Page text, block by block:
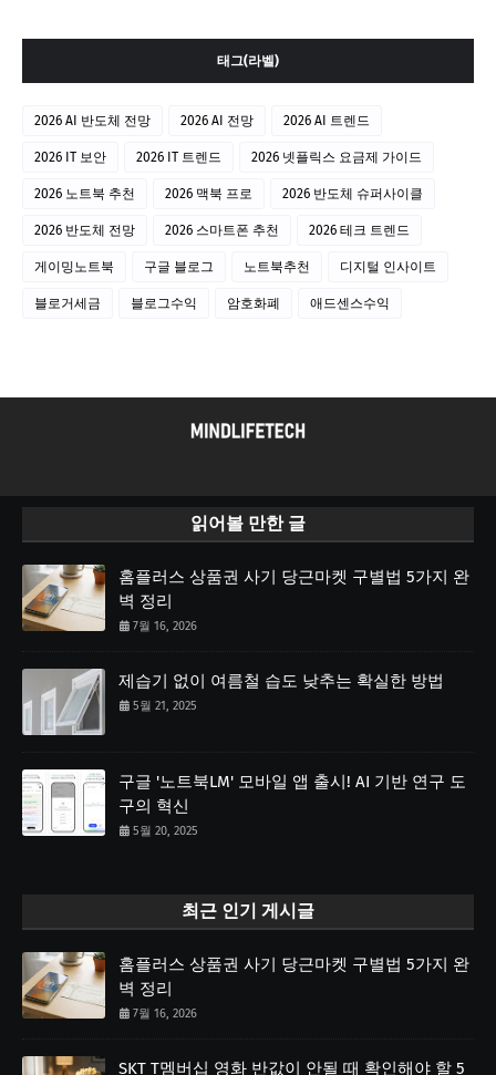
태그(라벨)
2026 AI 반도체 전망 2026 AI 전망 2026 AI 트렌드
2026 IT 보안 2026 IT 트렌드 2026 넷플릭스 요금제 가이드
2026 노트북 추천 2026 맥북 프로 2026 반도체 슈퍼사이클
2026 반도체 전망 2026 스마트폰 추천 2026 테크 트렌드
게이밍노트북 구글 블로그 노트북추천 디지털 인사이트
블로거세금 블로그수익 암호화폐 애드센스수익
읽어볼 만한 글
홈플러스 상품권 사기 당근마켓 구별법 5가지 완
벽 정리
7월 16, 2026
제습기 없이 여름철 습도 낮추는 확실한 방법
5월 21, 2025
구글 '노트북LM' 모바일 앱 출시! AI 기반 연구 도
구의 혁신
5월 20, 2025
최근 인기 게시글
홈플러스 상품권 사기 당근마켓 구별법 5가지 완
벽 정리
7월 16, 2026
SKT T멤버십 영화 반값이 안될 때 확인해야 할 5